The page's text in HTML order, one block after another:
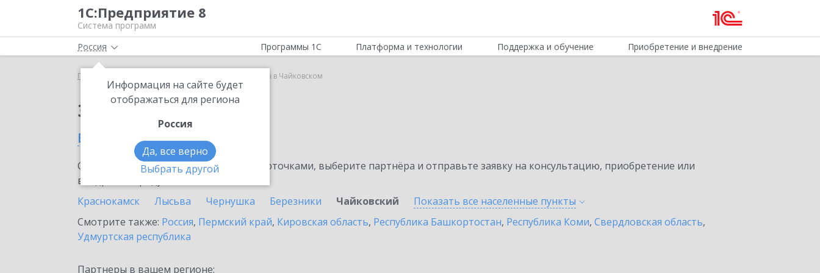
1С:Предприятие 8
Система программ
Россия
Информация на сайте будет
отображаться для региона
Россия
Да, все верно
Выбрать другой
Программы 1С Платформа и технологии Поддержка и обучение Приобретение и внедрение
Главная 1С-Товары в Чайковском
Заказать 1С-Товары
в Чайковском
Ознакомьтесь с информационными карточками, выберите партнёра и отправьте заявку на консультацию, приобретение или
внедрение продукта.
Краснокамск
Лысьва Чернушка Березники Чайковский Показать все населенные пункты
Смотрите также: Россия, Пермский край, Кировская область, Республика Башкортостан, Республика Коми, Свердловская область,
Удмуртская республика
Партнеры в вашем регионе: